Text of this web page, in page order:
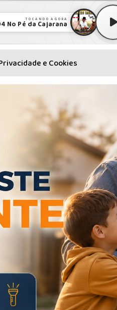
TOCANDO AGORA
No Pé da Cajarana
e Cookies